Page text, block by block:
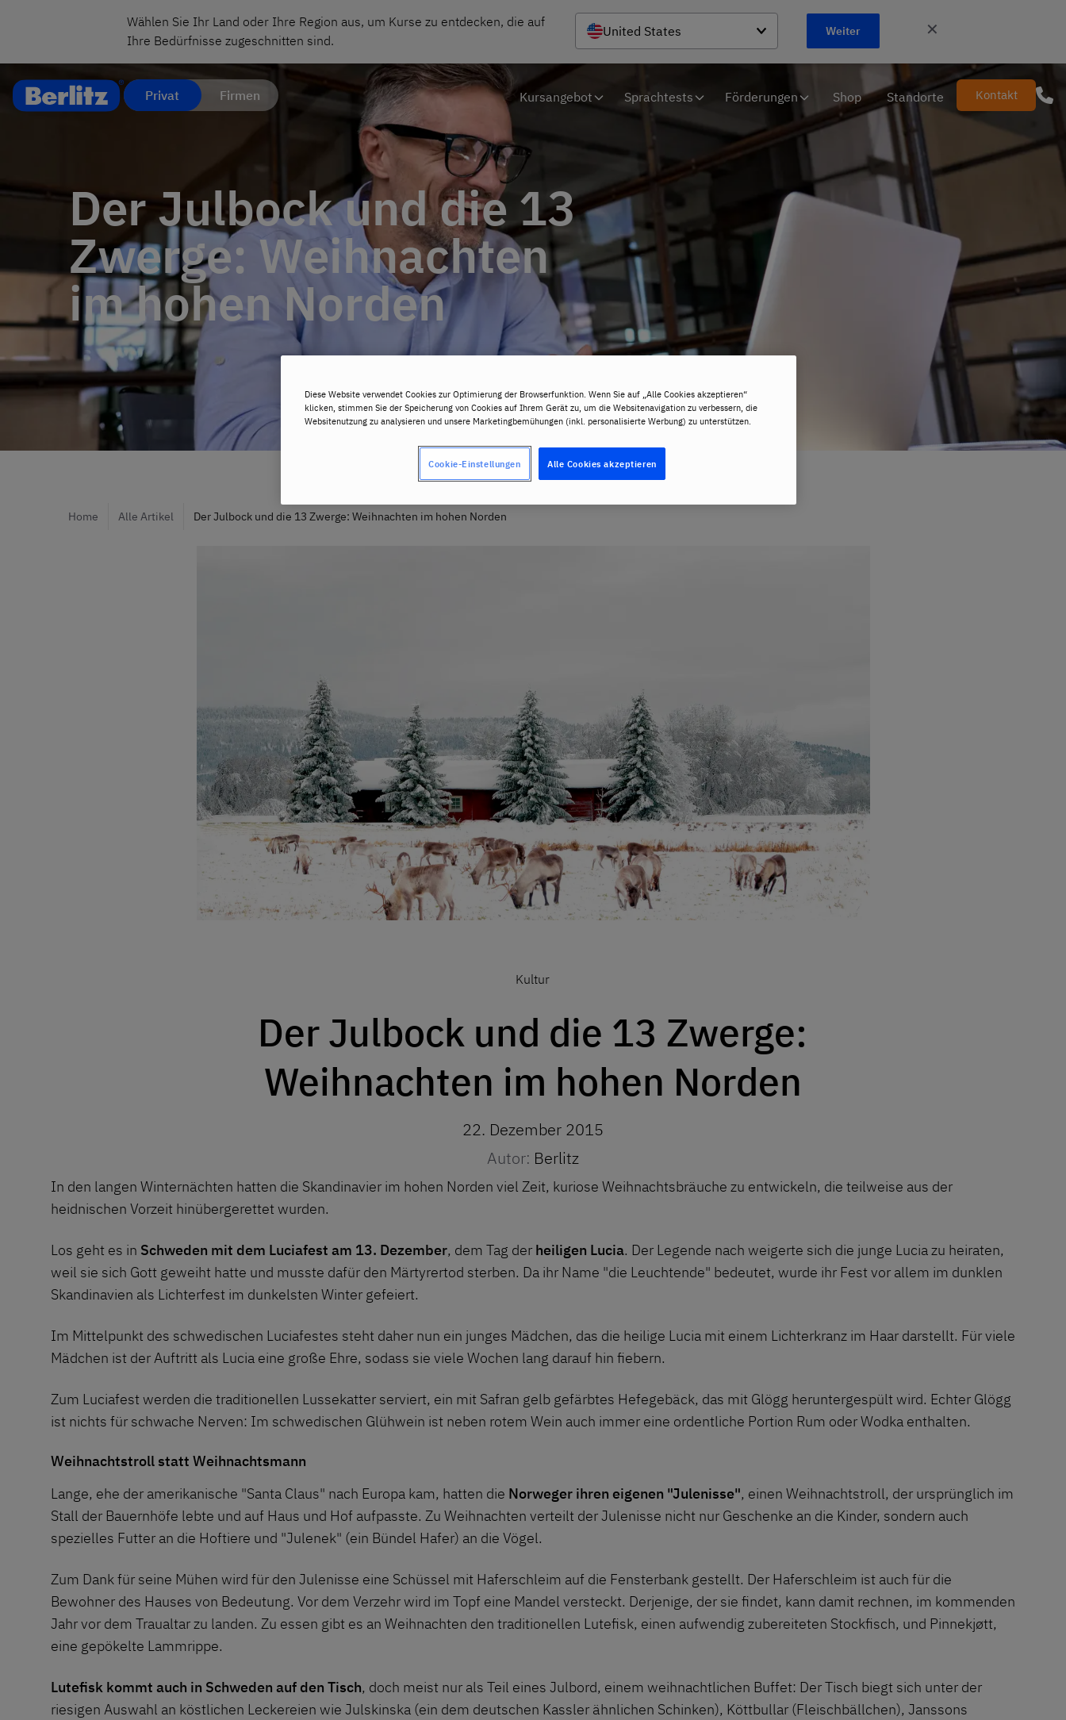
Wählen Sie Ihr Land oder Ihre Region aus, um Kurse zu entdecken, die auf
Ihre Bedürfnisse zugeschnitten sind.
United States Weiter ✕
Privat Firmen Kursangebot Sprachtests Förderungen Shop Standorte Kontakt
Der Julbock und die 13
Zwerge: Weihnachten
im hohen Norden
Home Alle Artikel Der Julbock und die 13 Zwerge: Weihnachten im hohen Norden
Kultur
Der Julbock und die 13 Zwerge:
Weihnachten im hohen Norden
22. Dezember 2015
Autor: Berlitz
In den langen Winternächten hatten die Skandinavier im hohen Norden viel Zeit, kuriose Weihnachtsbräuche zu entwickeln, die teilweise aus der
heidnischen Vorzeit hinübergerettet wurden.
Los geht es in Schweden mit dem Luciafest am 13. Dezember, dem Tag der heiligen Lucia. Der Legende nach weigerte sich die junge Lucia zu heiraten,
weil sie sich Gott geweiht hatte und musste dafür den Märtyrertod sterben. Da ihr Name "die Leuchtende" bedeutet, wurde ihr Fest vor allem im dunklen
Skandinavien als Lichterfest im dunkelsten Winter gefeiert.
Im Mittelpunkt des schwedischen Luciafestes steht daher nun ein junges Mädchen, das die heilige Lucia mit einem Lichterkranz im Haar darstellt. Für viele
Mädchen ist der Auftritt als Lucia eine große Ehre, sodass sie viele Wochen lang darauf hin fiebern.
Zum Luciafest werden die traditionellen Lussekatter serviert, ein mit Safran gelb gefärbtes Hefegebäck, das mit Glögg heruntergespült wird. Echter Glögg
ist nichts für schwache Nerven: Im schwedischen Glühwein ist neben rotem Wein auch immer eine ordentliche Portion Rum oder Wodka enthalten.
Weihnachtstroll statt Weihnachtsmann
Lange, ehe der amerikanische "Santa Claus" nach Europa kam, hatten die Norweger ihren eigenen "Julenisse", einen Weihnachtstroll, der ursprünglich im
Stall der Bauernhöfe lebte und auf Haus und Hof aufpasste. Zu Weihnachten verteilt der Julenisse nicht nur Geschenke an die Kinder, sondern auch
spezielles Futter an die Hoftiere und "Julenek" (ein Bündel Hafer) an die Vögel.
Zum Dank für seine Mühen wird für den Julenisse eine Schüssel mit Haferschleim auf die Fensterbank gestellt. Der Haferschleim ist auch für die
Bewohner des Hauses von Bedeutung. Vor dem Verzehr wird im Topf eine Mandel versteckt. Derjenige, der sie findet, kann damit rechnen, im kommenden
Jahr vor dem Traualtar zu landen. Zu essen gibt es an Weihnachten den traditionellen Lutefisk, einen aufwendig zubereiteten Stockfisch, und Pinnekjøtt,
eine gepökelte Lammrippe.
Lutefisk kommt auch in Schweden auf den Tisch, doch meist nur als Teil eines Julbord, einem weihnachtlichen Buffet: Der Tisch biegt sich unter der
riesigen Auswahl an köstlichen Leckereien wie Julskinska (ein dem deutschen Kassler ähnlichen Schinken), Köttbullar (Fleischbällchen), Janssons
Diese Website verwendet Cookies zur Optimierung der Browserfunktion. Wenn Sie auf „Alle Cookies akzeptieren“
klicken, stimmen Sie der Speicherung von Cookies auf Ihrem Gerät zu, um die Websitenavigation zu verbessern, die
Websitenutzung zu analysieren und unsere Marketingbemühungen (inkl. personalisierte Werbung) zu unterstützen.
Alle Cookies akzeptieren
Cookie-Einstellungen